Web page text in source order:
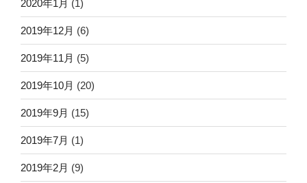
2020年1月 (1)
2019年12月 (6)
2019年11月 (5)
2019年10月 (20)
2019年9月 (15)
2019年7月 (1)
2019年2月 (9)